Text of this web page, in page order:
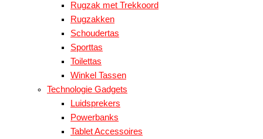
Rugzak met Trekkoord
Rugzakken
Schoudertas
Sporttas
Toilettas
Winkel Tassen
Technologie Gadgets
Luidsprekers
Powerbanks
Tablet Accessoires